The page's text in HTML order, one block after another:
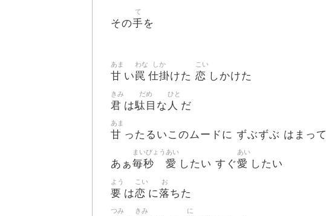
その手
て
を
甘
あま
い罠
わな
仕掛
しか
けた 恋
こい
しかけた
君
きみ
は駄目
だめ
な 人
ひと
だ
甘
あま
ったるいこのムードに ずぶずぶ はまって
あぁ毎秒
まいびょう
愛
あい
したい すぐ愛
あい
したい
要
よう
は恋
こい
に落
お
ちた
つみ きみ に